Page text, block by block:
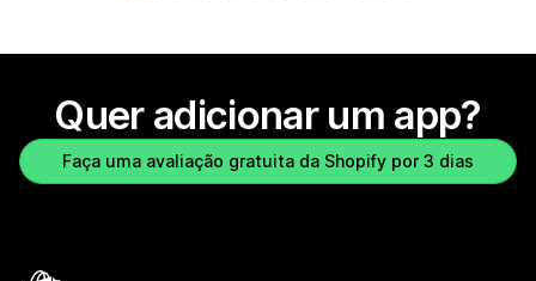
Quer adicionar um app?
Faça uma avaliação gratuita da Shopify por 3 dias